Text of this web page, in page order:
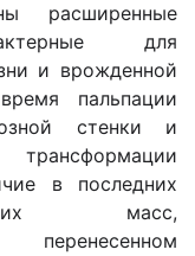
расширенные
для
и врожденной
пальпации
стенки и
в последних
масс,